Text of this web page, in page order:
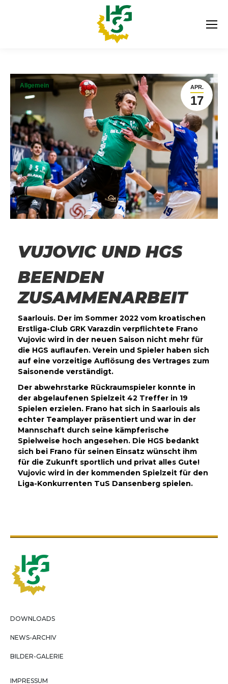
APR.
17
Allgemein
VUJOVIC UND HGS
BEENDEN
ZUSAMMENARBEIT
Saarlouis. Der im Sommer 2022 vom kroatischen
Erstliga-Club GRK Varazdin verpflichtete Frano
Vujovic wird in der neuen Saison nicht mehr für
die HGS auflaufen. Verein und Spieler haben sich
auf eine vorzeitige Auflösung des Vertrages zum
Saisonende verständigt.
Der abwehrstarke Rückraumspieler konnte in
der abgelaufenen Spielzeit 42 Treffer in 19
Spielen erzielen. Frano hat sich in Saarlouis als
echter Teamplayer präsentiert und war in der
Mannschaft durch seine kämpferische
Spielweise hoch angesehen. Die HGS bedankt
sich bei Frano für seinen Einsatz wünscht ihm
für die Zukunft sportlich und privat alles Gute!
Vujovic wird in der kommenden Spielzeit für den
Liga-Konkurrenten TuS Dansenberg spielen.
DOWNLOADS
NEWS-ARCHIV
BILDER-GALERIE
IMPRESSUM